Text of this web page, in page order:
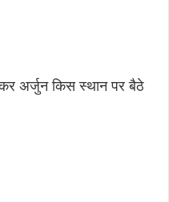
अर्जुन किस स्थान पर बैठे